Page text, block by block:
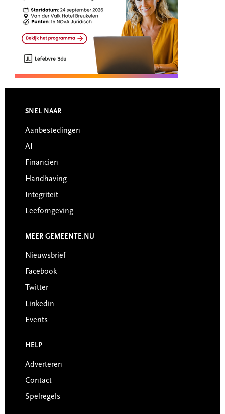
Footer
SNEL NAAR
Aanbestedingen
AI
Financiën
Handhaving
Integriteit
Leefomgeving
MEER GEMEENTE.NU
Nieuwsbrief
Facebook
Twitter
Linkedin
Events
HELP
Adverteren
Contact
Spelregels